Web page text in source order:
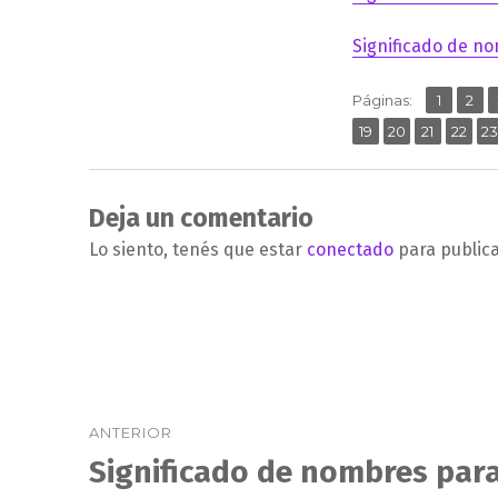
Significado de
Páginas: Página
1 ,
2
Página
19 ,
Página
20 ,
Página
21 ,
Página
22 ,
23
Deja un comentario
Lo siento, tenés que estar conectado para
de
ANTERIOR
Entrada
Significado de nombres